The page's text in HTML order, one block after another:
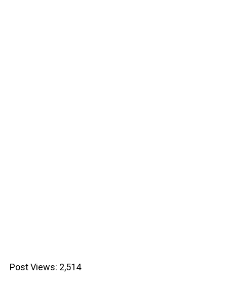
Post Views: 2,514